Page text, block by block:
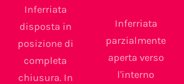
Inferriata
disposta in
posizione di
completa
chiusura. In
Inferriata
parzialmente
aperta verso
l'interno